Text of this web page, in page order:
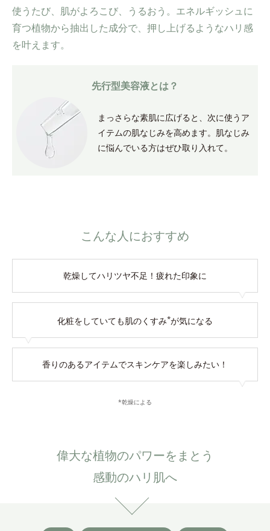
使うたび、肌がよろこび、うるおう。 エネルギッシュに
育つ植物から抽出した成分で、 押し上げるようなハリ感
を叶えます。
先行型美容液とは？
まっさらな素肌に広げると、次に使うア
イテムの肌なじみを高めます。肌なじみ
に悩んでいる方はぜひ取り入れて。
こんな人におすすめ
乾燥してハリツヤ不足！ 疲れた印象に
化粧をしていても肌のくすみ*が気になる
香りのあるアイテムでスキンケアを楽しみたい！
*乾燥による
偉大な植物のパワーをまとう
感動のハリ肌へ